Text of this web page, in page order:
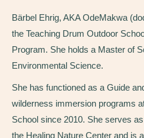
Bärbel Ehrig, AKA OdeMakwa
the Teaching Drum Outdoor
Program. She holds a Master of
Environmental Science.
She has functioned as a Guide
wilderness immersion programs
School since 2010. She serves
the Healing Nature Center and is